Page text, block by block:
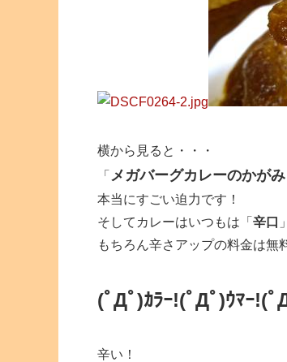
横から見ると・・・
「 メガバーグカレーのかが
本当にすごい迫力です！
そしてカレーはいつもは「 辛口
もちろん辛さアップの料金は無
(ﾟДﾟ)ｶﾗｰ!(ﾟДﾟ)ｳﾏｰ!(ﾟ
辛い！